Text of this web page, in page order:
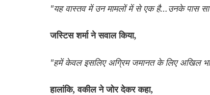
"यह वास्तव में उन मामलों में से एक है...उनके पास
जस्टिस शर्मा ने सवाल किया,
"हमें केवल इसलिए अग्रिम जमानत के लिए अखिल
हालांकि, वकील ने जोर देकर कहा,